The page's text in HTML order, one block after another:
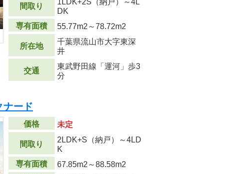
間取り
1LDK+2S（納戸）～4L
DK
専有面積
55.77m2 ～78.72m2
所在地
千葉県流山市大字東深
井
交通
東武野田線「運河」歩3
分
ナード
価格 未定
間取り
2LDK+S（納戸）～4LD
K
専有面積
67.85m2 ～88.58m2